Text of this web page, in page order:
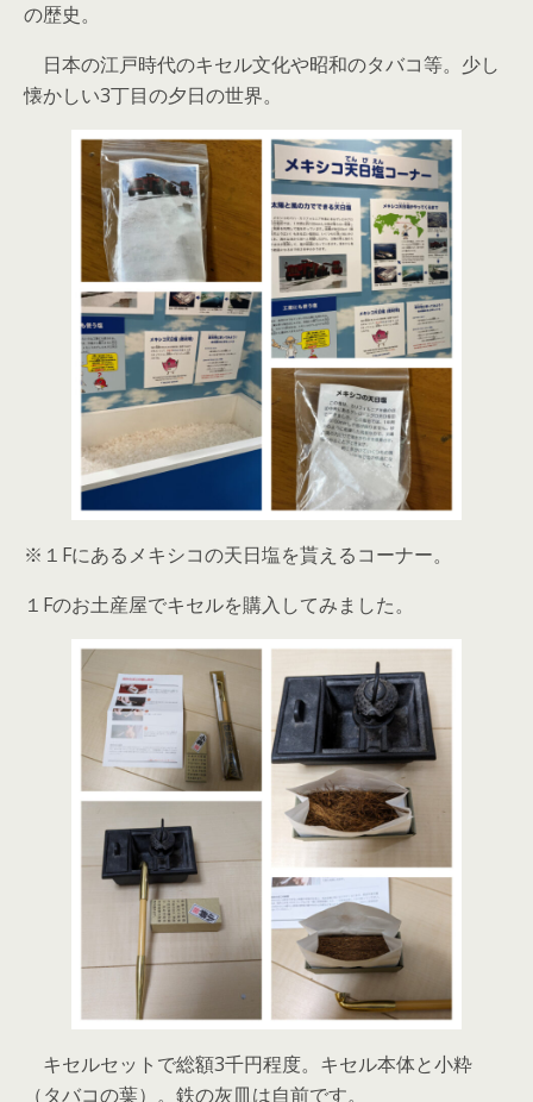
の歴史。
日本の江戸時代のキセル文化や昭和のタバコ等。少し
懐かしい3丁目の夕日の世界。
※１Fにあるメキシコの天日塩を貰えるコーナー。
１Fのお土産屋でキセルを購入してみました。
キセルセットで総額3千円程度。キセル本体と小粋
（タバコの葉）。鉄の灰皿は自前です。